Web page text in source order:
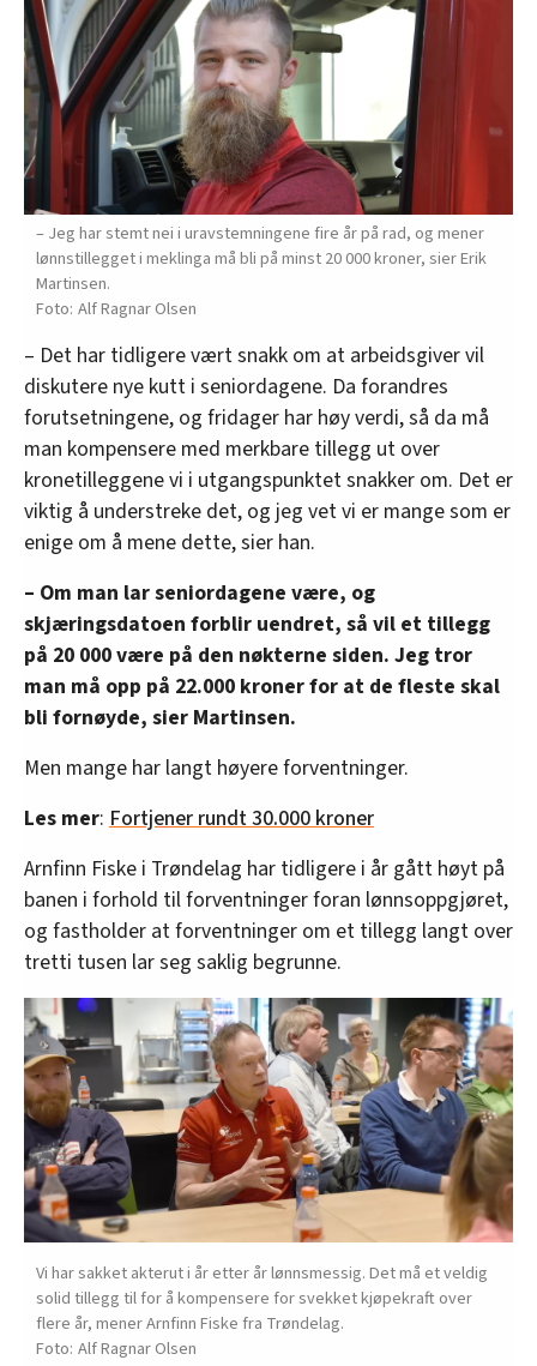
– Jeg har stemt nei i uravstemningene fire år på rad, og mener
lønnstillegget i meklinga må bli på minst 20 000 kroner, sier Erik
Martinsen.
Alf Ragnar Olsen
– Det har tidligere vært snakk om at arbeidsgiver vil
diskutere nye kutt i seniordagene. Da forandres
forutsetningene, og fridager har høy verdi, så da må
man kompensere med merkbare tillegg ut over
kronetilleggene vi i utgangspunktet snakker om. Det er
viktig å understreke det, og jeg vet vi er mange som er
enige om å mene dette, sier han.
– Om man lar seniordagene være, og
skjæringsdatoen forblir uendret, så vil et tillegg
på 20 000 være på den nøkterne siden. Jeg tror
man må opp på 22.000 kroner for at de fleste skal
bli fornøyde, sier Martinsen.
Men mange har langt høyere forventninger.
Les mer: Fortjener rundt 30.000 kroner
Arnfinn Fiske i Trøndelag har tidligere i år gått høyt på
banen i forhold til forventninger foran lønnsoppgjøret,
og fastholder at forventninger om et tillegg langt over
tretti tusen lar seg saklig begrunne.
Vi har sakket akterut i år etter år lønnsmessig. Det må et veldig
solid tillegg til for å kompensere for svekket kjøpekraft over
flere år, mener Arnfinn Fiske fra Trøndelag.
Alf Ragnar Olsen